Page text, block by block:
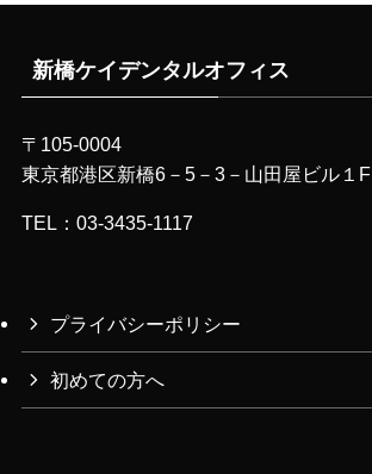
新橋ケイデンタルオフィス
〒105-0004
東京都港区新橋6－5－3－山田屋ビル１F
TEL：03-3435-1117
プライバシーポリシー
初めての方へ